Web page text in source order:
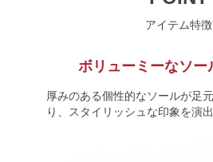
アイテム特徴
ボリューミーなソー
厚みのある個性的なソールが足
り、スタイリッシュな印象を演出